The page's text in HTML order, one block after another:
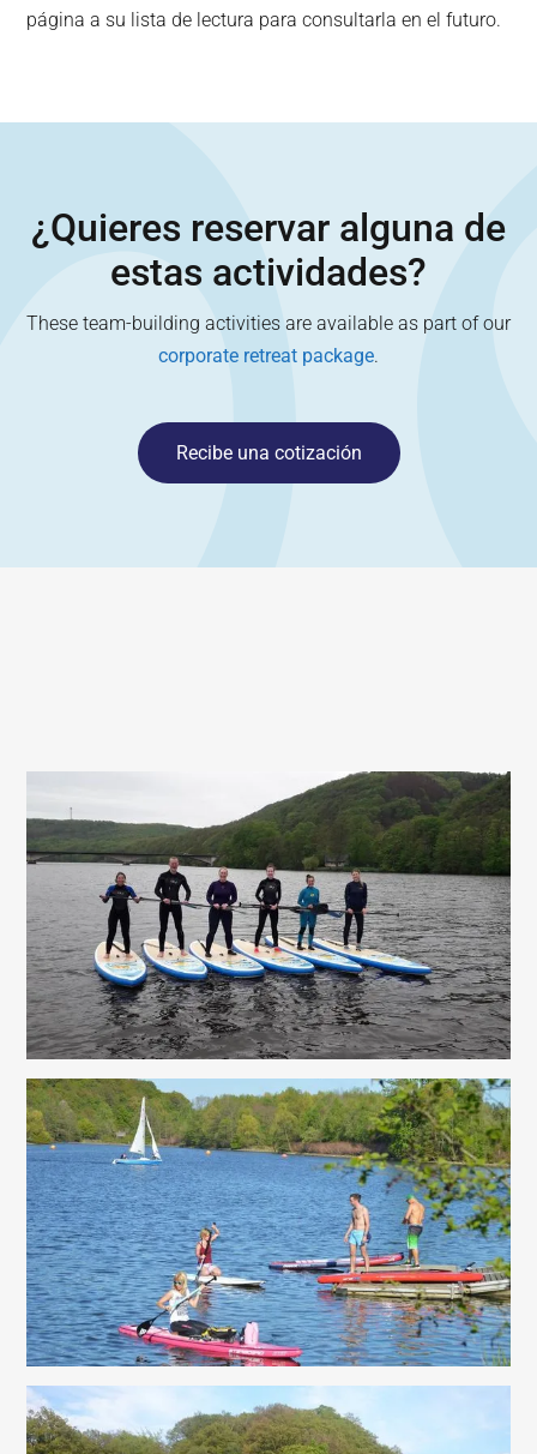
página a su lista de lectura para consultarla en el futuro.
¿Quieres reservar alguna de
estas actividades?
These team-building activities are available as part of our
corporate retreat package.
Recibe una cotización